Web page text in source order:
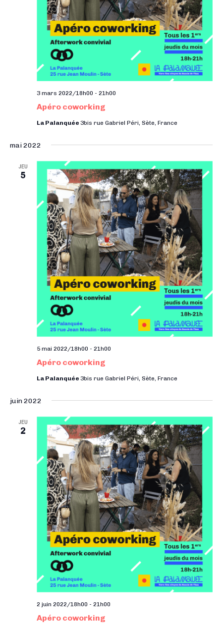
Apéro coworking
3 mars 2022/18h00 - 21h00
La Palanquée 3bis rue Gabriel Péri, Sète, France
mai 2022
JEU
5
Apéro coworking
5 mai 2022/18h00 - 21h00
La Palanquée 3bis rue Gabriel Péri, Sète, France
juin 2022
JEU
2
Apéro coworking
2 juin 2022/18h00 - 21h00